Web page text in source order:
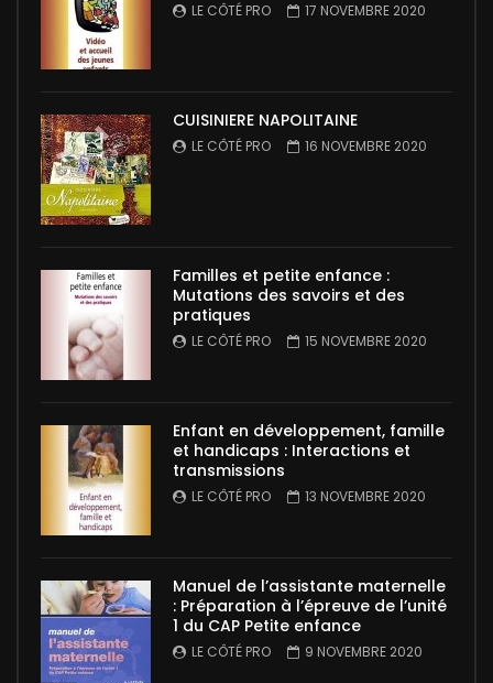
LE CÔTÉ PRO 17 NOVEMBRE 2020
CUISINIERE NAPOLITAINE
LE CÔTÉ PRO 16 NOVEMBRE 2020
Familles et petite enfance :
Mutations des savoirs et des
pratiques
LE CÔTÉ PRO 15 NOVEMBRE 2020
Enfant en développement, famille
et handicaps : Interactions et
transmissions
LE CÔTÉ PRO 13 NOVEMBRE 2020
Manuel de l’assistante maternelle
: Préparation à l’épreuve de l’unité
1 du CAP Petite enfance
LE CÔTÉ PRO 9 NOVEMBRE 2020